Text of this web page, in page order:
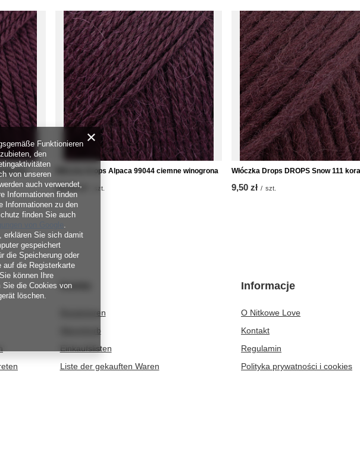
Włóczka Drops Alpaca 99044 ciemne winogrona
15,70 zł szt.
Włóczka Drops DROPS Snow 111
9,50 zł / szt.
Konto
Registrieren
Warenkorb
Einkaufslisten
Liste der gekauften Waren
Informacje
O Nitkowe Love
Kontakt
Regulamin
Polityka prywatności i cookies
Funktionieren
den
von unseren
auch verwendet,
Informationen finden
Informationen zu den
finden Sie auch
.
erklären Sie sich damit
gespeichert
die Speicherung oder
auf die Registerkarte
können Ihre
Sie die Cookies von
löschen.